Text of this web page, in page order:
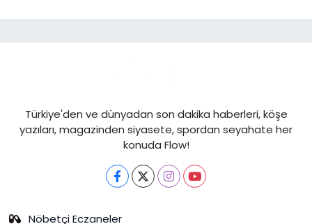
Türkiye'den ve dünyadan son dakika haberleri, köşe
yazıları, magazinden siyasete, spordan seyahate her
konuda Flow!
Nöbetçi Eczaneler